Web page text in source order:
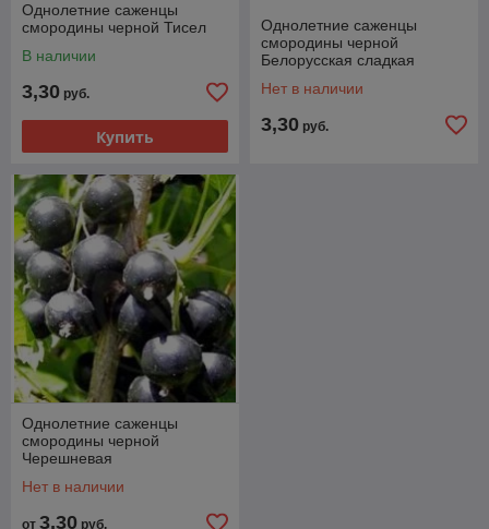
Однолетние саженцы
смородины черной Тисел
В наличии
3,30 руб.
Купить
Однолетние саженцы
смородины черной
Белорусская сладкая
Нет в наличии
3,30 руб.
Однолетние саженцы
смородины черной
Черешневая
Нет в наличии
от 3,30 руб.